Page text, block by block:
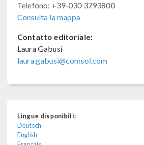
Telefono: +39-030 3793800
Consulta la mappa
Contatto editoriale:
Laura Gabusi
laura.gabusi@comsol.com
Lingue disponibili:
Deutsch
English